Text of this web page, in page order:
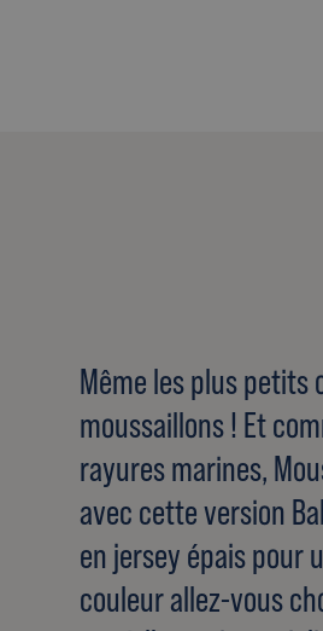
Même les plus
moussaillons ! Et
rayures marines,
avec cette version
en jersey épais pour
couleur allez-vous